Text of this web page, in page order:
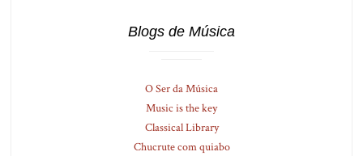
Blogs de Música
O Ser da Música
Music is the key
Classical Library
Chucrute com quiabo